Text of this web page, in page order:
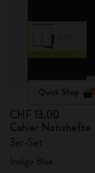
Quick Shop
CHF 13.00
Cahier Notizhefte
3er-Set